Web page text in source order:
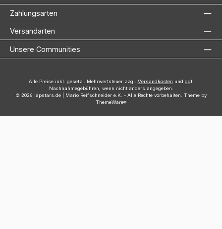
Zahlungsarten
Versandarten
Unsere Communities
Alle Preise inkl. gesetzl. Mehrwertsteuer zzgl. Versandkosten und ggf.
Nachnahmegebühren, wenn nicht anders angegeben.
© 2026 lapstars.de | Mario Reifschneider e.K. - Alle Rechte vorbehalten. Theme by
ThemeWare®